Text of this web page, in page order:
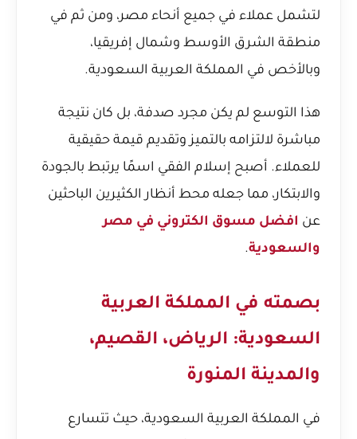
لتشمل عملاء في جميع أنحاء مصر، ومن ثم في
منطقة الشرق الأوسط وشمال إفريقيا،
وبالأخص في المملكة العربية السعودية.
هذا التوسع لم يكن مجرد صدفة، بل كان نتيجة
مباشرة لالتزامه بالتميز وتقديم قيمة حقيقية
للعملاء. أصبح إسلام الفقي اسمًا يرتبط بالجودة
والابتكار، مما جعله محط أنظار الكثيرين الباحثين
عن افضل مسوق الكتروني في مصر
والسعودية.
بصمته في المملكة العربية
السعودية: الرياض، القصيم،
والمدينة المنورة
في المملكة العربية السعودية، حيث تتسارع